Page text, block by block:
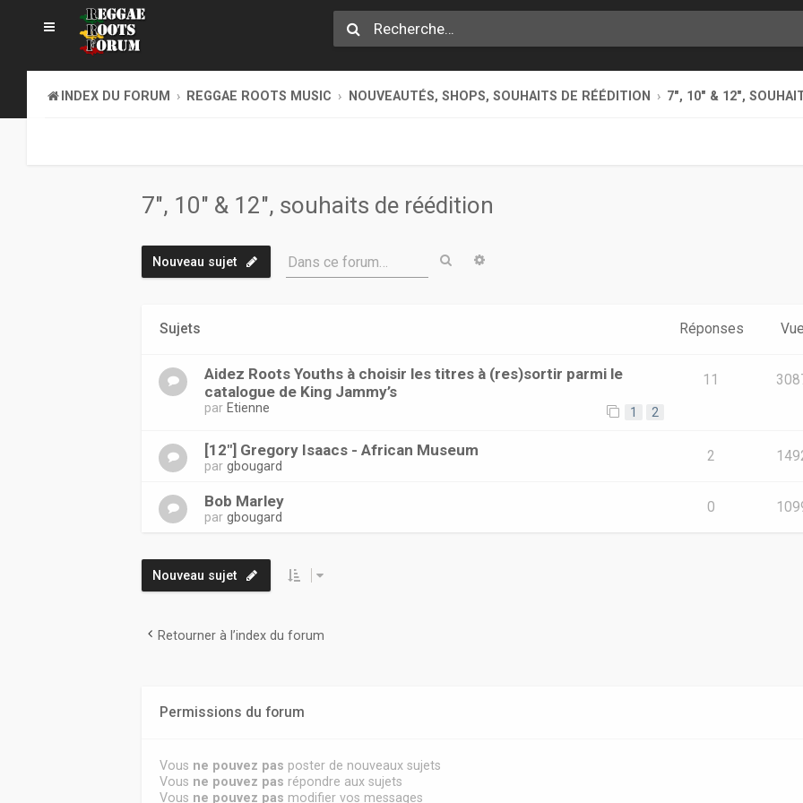
INDEX DU FORUM REGGAE ROOTS MUSIC NOUVEAUTÉS, SHOPS, SOUHAITS DE RÉÉDITION 7", 10" & 12",
7", 10" & 12", souhaits de réédition
Nouveau sujet Dans ce forum… Rechercher
Sujets Réponses
Aidez Roots Youths à choisir les titres à (res)sortir parmi le
catalogue de King Jammy’s
par Etienne 1 2
11
[12"] Gregory Isaacs - African Museum
pargbougard
2
Bob Marley
pargbougard
0
Nouveau sujet
Retourner à l’index du forum
Permissions du forum
Vous ne pouvez pas poster de nouveaux sujets
Vous ne pouvez pas répondre aux sujets
Vous ne pouvez pas modifier vos messages